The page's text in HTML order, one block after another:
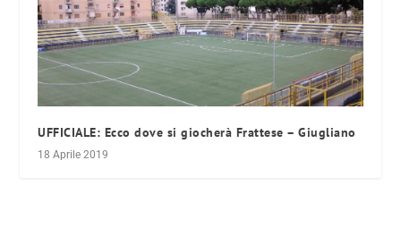
UFFICIALE: Ecco dove si giocherà Frattese – Giugliano
18 Aprile 2019